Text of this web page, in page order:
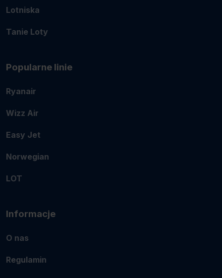
Lotniska
Tanie Loty
Popularne linie
Ryanair
Wizz Air
Easy Jet
Norwegian
LOT
Informacje
O nas
Regulamin